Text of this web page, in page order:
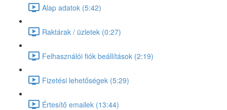
Alap adatok (5:42)
Raktárak / üzletek (0:27)
Felhasználói fiók beállítások (2:19)
Fizetési lehetőségek (5:29)
Értesítő emailek (13:44)